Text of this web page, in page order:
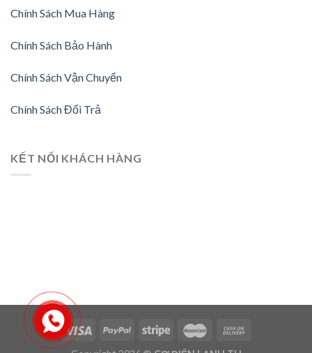
Chính Sách Mua Hàng
Chính Sách Bảo Hành
Chính Sách Vận Chuyển
Chính Sách Đổi Trả
KẾT NỐI KHÁCH HÀNG